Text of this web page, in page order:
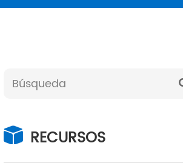
RECURSOS